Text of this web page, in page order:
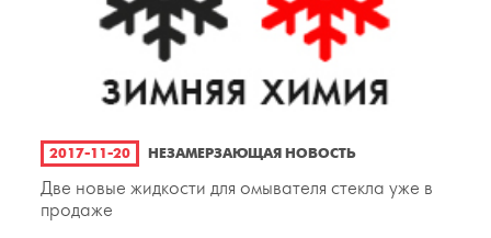
2017-11-20 НЕЗАМЕРЗАЮЩАЯ НОВОСТЬ
Две новые жидкости для омывателя стекла уже в
продаже